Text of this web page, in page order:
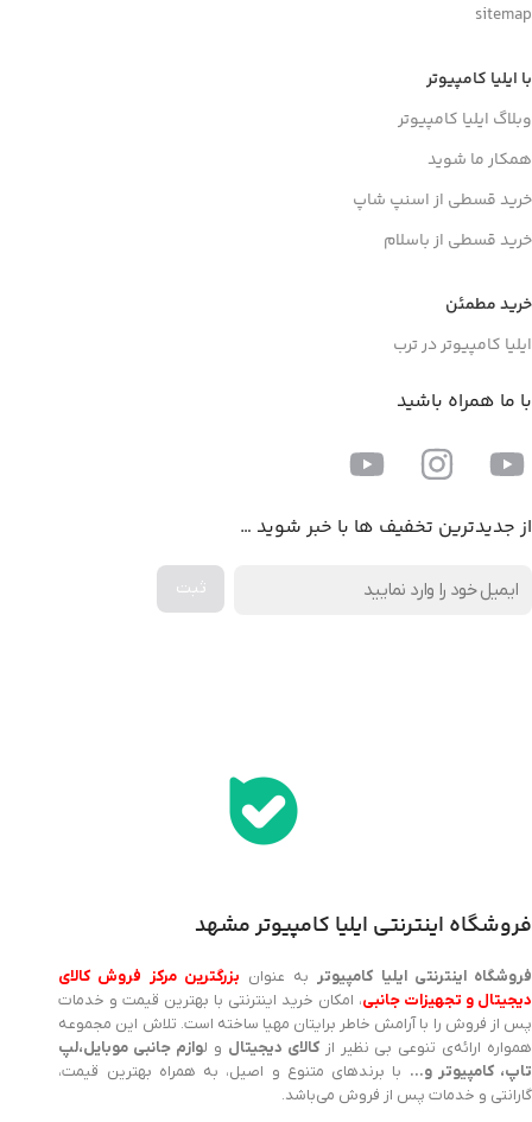
sitemap
با ایلیا کامپیوتر
وبلاگ ایلیا کامپیوتر
همکار ما شوید
خرید قسطی از اسنپ شاپ
خرید قسطی از باسلام
خرید مطمئن
ایلیا کامپیوتر در ترب
با ما همراه باشید
از جدیدترین تخفیف ها با خبر شوید …
فروشگاه اینترنتی ایلیا کامپیوتر مشهد
فروشگاه اینترنتی ایلیا کامپیوتر به عنوان بزرگترین مرکز فروش کالای
دیجیتال و تجهیزات جانبی، امکان خرید اینترنتی با بهترین قیمت و خدمات
پس از فروش را با آرامش خاطر برایتان مهیا ساخته است. تلاش این مجموعه
همواره ارائه‌ی تنوعی بی نظیر ازکالای دیجیتال و لوازم جانبی موبایل،لپ
تاپ، کامپیوتر و… با برندهای متنوع و اصیل، به همراه بهترین قیمت،
گارانتی و خدمات پس از فروش می‌باشد.